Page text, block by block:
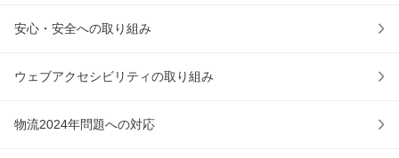
安心・安全への取り組み
ウェブアクセシビリティの取り組み
物流2024年問題への対応